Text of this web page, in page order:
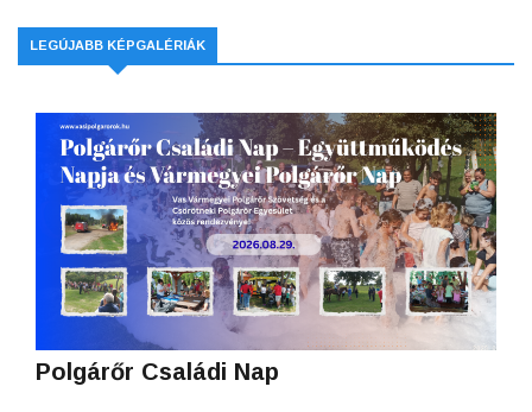
LEGÚJABB KÉPGALÉRIÁK
Polgárőr Családi Nap